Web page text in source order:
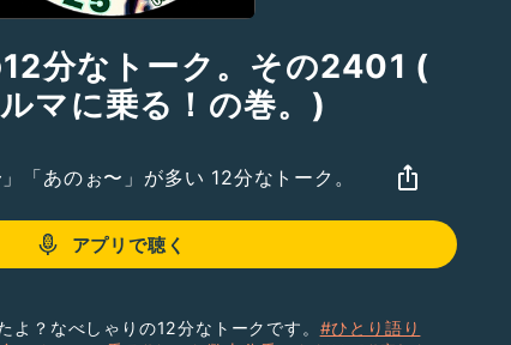
分なトーク。その2401 (
マに乗る！の巻。)
「あのぉ〜」が多い 12分なトーク。
アプリで聴く
よ？なべしゃりの12分なトークです。 #ひとり語り